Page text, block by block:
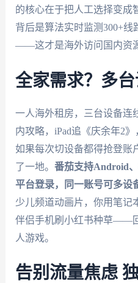
的核心在于把人工选择变成
背后是算法实时监测300+
——这才是海外访问国内资
全家需求？多
一人海外租房，三台设备连
内攻略，iPad追《庆余年2
如果每次切设备都得抢登账
了一地。 番茄支持Android
平台登录，同一账号可多设
少儿频道动画片，你用笔记
伴侣手机刷小红书种草——
人游戏。
告别流量焦虑